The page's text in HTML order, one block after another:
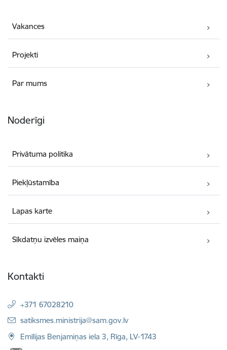
Vakances
Projekti
Par mums
Noderīgi
Privātuma politika
Piekļūstamība
Lapas karte
Sīkdatņu izvēles maiņa
Kontakti
+371 67028210
E-pasts:
satiksmes.ministrija@sam.gov.lv
Emīlijas Benjamiņas iela 3, Rīga, LV-1743